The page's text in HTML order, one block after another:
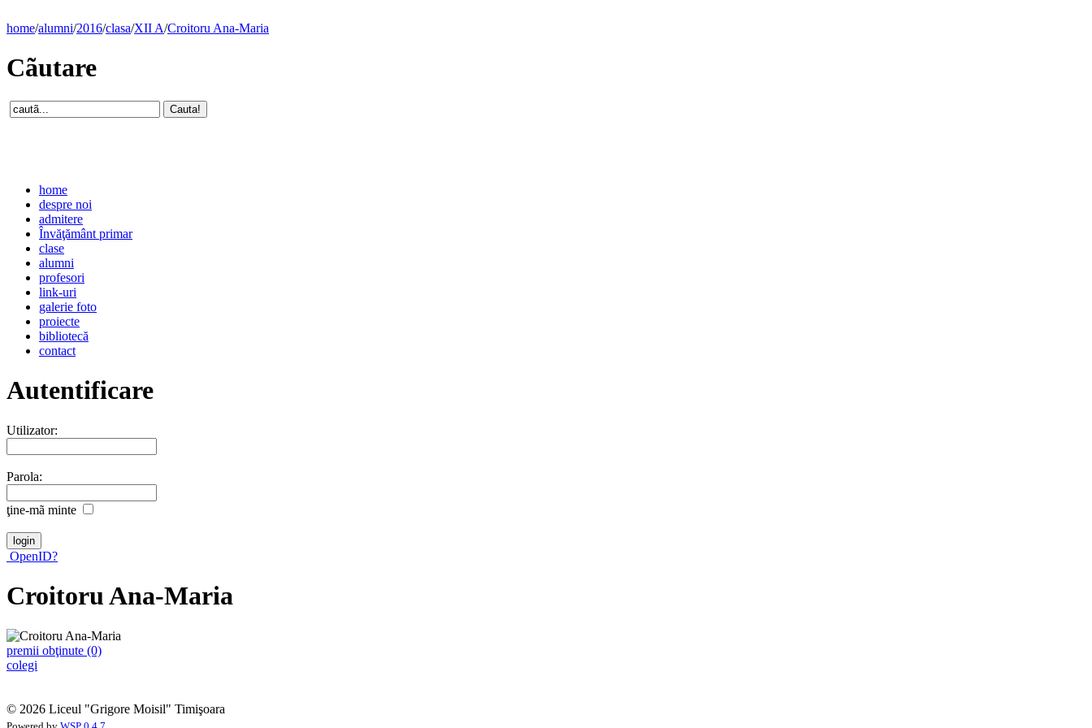
home/alumni/2016/clasa/XII A/Croitoru Ana-Maria
Cãutare
home
despre noi
admitere
Învăţământ primar
clase
alumni
profesori
link-uri
galerie foto
proiecte
bibliotecă
contact
Autentificare
Utilizator:
Parola:
ţine-mã minte
OpenID?
Croitoru Ana-Maria
premii obţinute (0)
colegi
© 2026 Liceul "Grigore Moisil" Timişoara